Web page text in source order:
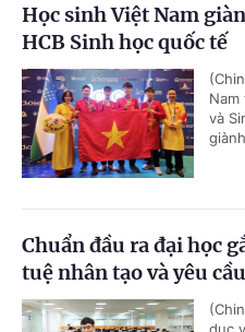
Học sinh Việt Nam
HCB Sinh học quốc tế
Nam
và
Chuẩn đầu ra đại học
tuệ nhân tạo và yêu
dục